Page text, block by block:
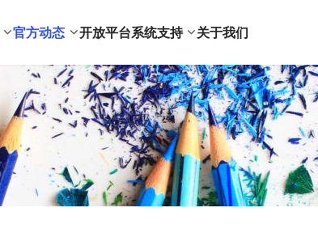
官方动态 开放平台系统支持 关于我们